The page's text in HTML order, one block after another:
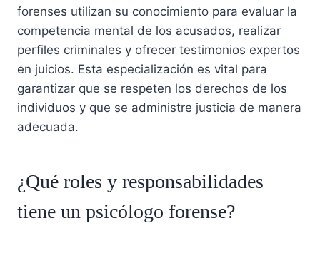
forenses utilizan su conocimiento para evaluar la
competencia mental de los acusados, realizar
perfiles criminales y ofrecer testimonios expertos
en juicios. Esta especialización es vital para
garantizar que se respeten los derechos de los
individuos y que se administre justicia de manera
adecuada.
¿Qué roles y responsabilidades
tiene un psicólogo forense?